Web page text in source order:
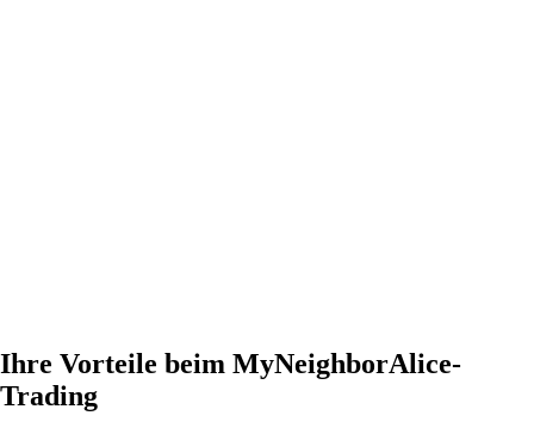
Ihre Vorteile beim MyNeighborAlice-
Trading